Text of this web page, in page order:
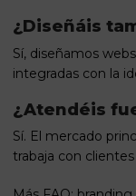
¿Diseñáis
Sí, diseñamos
integradas con la
¿Atendéis
Sí. El mercado
trabaja con